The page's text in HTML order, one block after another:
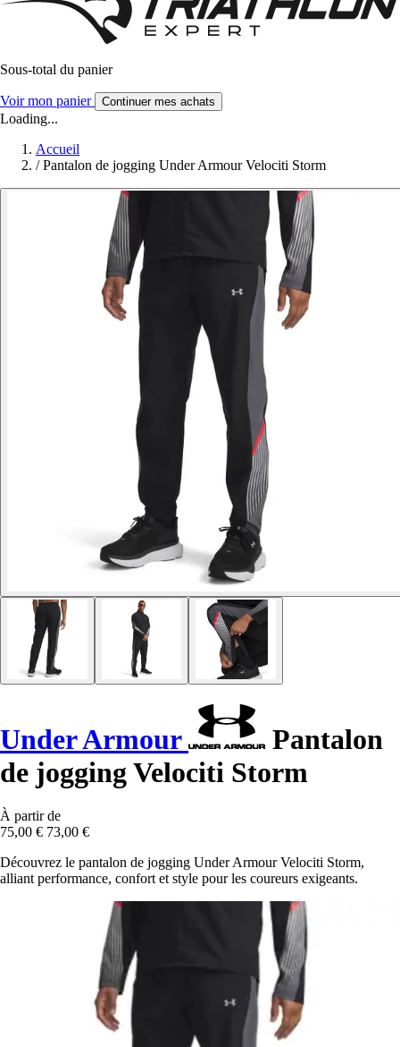
Sous-total du panier
Voir mon panier Continuer mes achats
Loading...
Accueil
/ Pantalon de jogging Under Armour Velociti Storm
Under Armour
Pantalon
de jogging Velociti Storm
À partir de
75,00 € 73,00 €
Découvrez le pantalon de jogging Under Armour Velociti Storm,
alliant performance, confort et style pour les coureurs exigeants.